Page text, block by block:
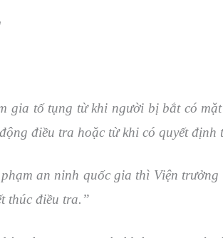
gia tố tụng từ khi người bị bắt có
điều tra hoặc từ khi có quyết định
an ninh quốc gia thì Viện trưởng
thúc điều tra. ”